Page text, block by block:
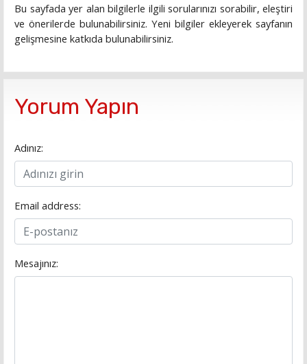
Bu sayfada yer alan bilgilerle ilgili sorularınızı sorabilir, eleştiri
ve önerilerde bulunabilirsiniz. Yeni bilgiler ekleyerek sayfanın
gelişmesine katkıda bulunabilirsiniz.
Yorum Yapın
Adınız:
Email address:
Mesajınız: